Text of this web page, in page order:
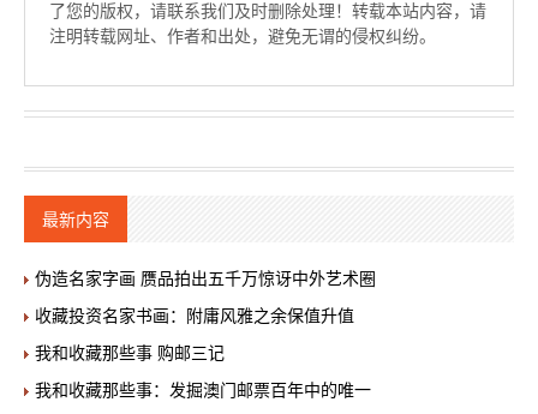
了您的版权，请联系我们及时删除处理！转载本站内容，请
注明转载网址、作者和出处，避免无谓的侵权纠纷。
最新内容
伪造名家字画 赝品拍出五千万惊讶中外艺术圈
收藏投资名家书画：附庸风雅之余保值升值
我和收藏那些事 购邮三记
我和收藏那些事：发掘澳门邮票百年中的唯一